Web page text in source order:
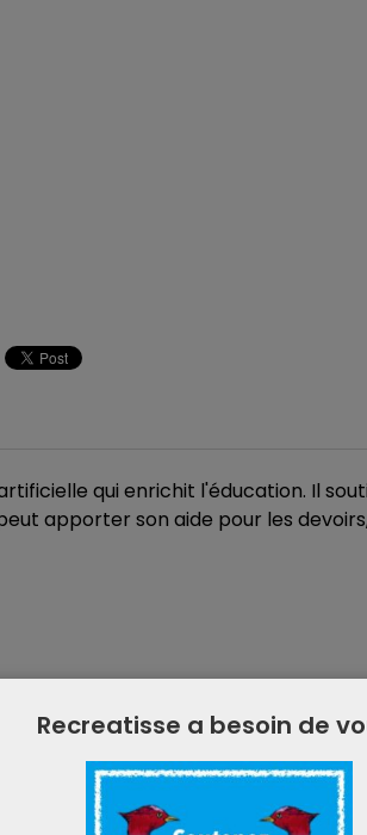
qui enrichit l'éducation. Il
apporter son aide pour les
Recreatisse a besoin de